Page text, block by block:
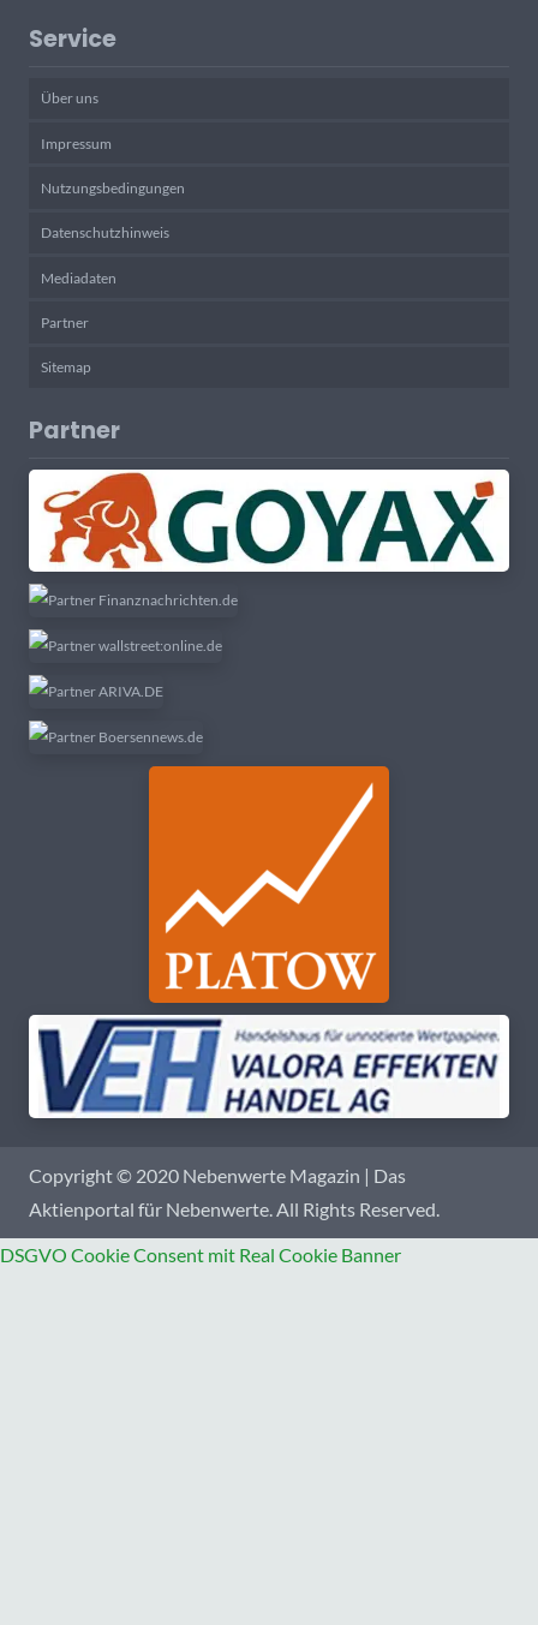
Service
Über uns
Impressum
Nutzungsbedingungen
Datenschutzhinweis
Mediadaten
Partner
Sitemap
Partner
Copyright © 2020 Nebenwerte Magazin | Das
Aktienportal für Nebenwerte. All Rights Reserved.
DSGVO Cookie Consent mit Real Cookie Banner